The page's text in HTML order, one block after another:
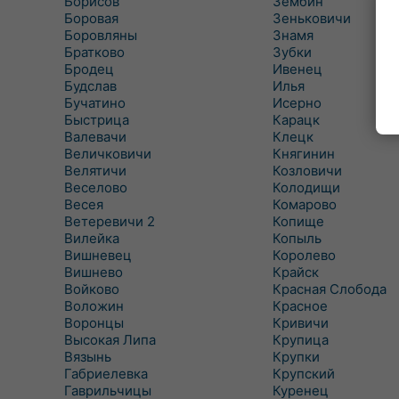
Боровая
Боровляны
Братково
Бродец
Будслав
Бучатино
Быстрица
Валевачи
Величковичи
Велятичи
Веселово
Весея
Ветеревичи 2
Вилейка
Вишневец
Вишнево
Войково
Воложин
Воронцы
Высокая Липа
Вязынь
Габриелевка
Гаврильчицы
Зеньковичи
Знамя
Зубки
Ивенец
Илья
Исерно
Карацк
Клецк
Княгинин
Козловичи
Колодищи
Комарово
Копище
Копыль
Королево
Крайск
Красная Слобода
Красное
Кривичи
Крупица
Крупки
Крупский
Куренец